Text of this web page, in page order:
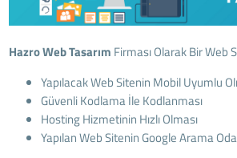
Hazro Web Tasarım Firması Olarak Bir Web
Yapılacak Web Sitenin Mobil Uyumlu
Güvenli Kodlama İle Kodlanması
Hosting Hizmetinin Hızlı Olması
Yapılan Web Sitenin Google Arama